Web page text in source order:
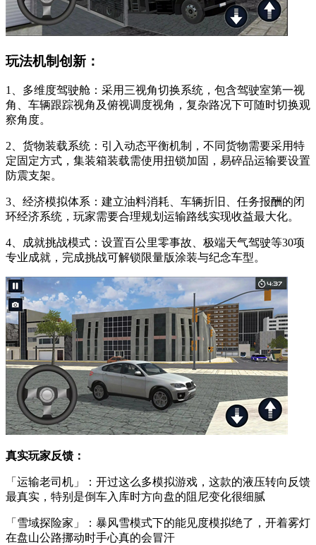
玩法机制创新：
1、多维度驾驶舱：采用三视角切换系统，包含驾驶室第一视
角、车辆跟踪视角及俯视调度视角，复杂路况下可随时切换观
察角度。
2、货物装载系统：引入动态平衡机制，不同货物需要采用特
定固定方式，集装箱装载需使用扭锁加固，易碎品运输要设置
防震支架。
3、经济模拟体系：建立油料消耗、车辆折旧、任务报酬的闭
环经济系统，玩家需要合理规划运输路线实现收益最大化。
4、成就挑战模式：设置百公里零事故、极端天气驾驶等30项
专业成就，完成挑战可解锁限量版涂装与纪念车型。
真实玩家反馈：
「运输老司机」：开过这么多模拟游戏，这款的液压转向反馈
最真实，特别是倒车入库时方向盘的阻尼变化很细腻
「雪域探险家」：暴风雪模式下的能见度模拟绝了，开着雾灯
在盘山公路挪动时手心真的会冒汗